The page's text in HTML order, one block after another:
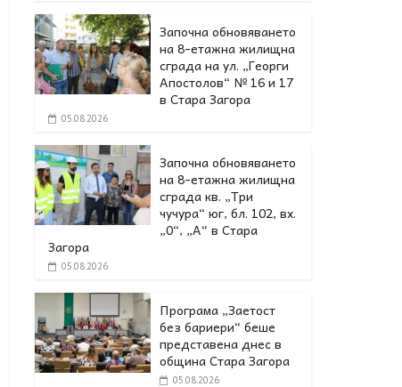
Започна обновяването
на 8-етажна жилищна
сграда на ул. „Георги
Апостолов“ № 16 и 17
в Стара Загора
05.08.2026
Започна обновяването
на 8-етажна жилищна
сграда кв. „Три
чучура“ юг, бл. 102, вх.
„0“, „А“ в Стара
Загора
05.08.2026
Програма „Заетост
без бариери“ беше
представена днес в
oбщина Стара Загора
05.08.2026